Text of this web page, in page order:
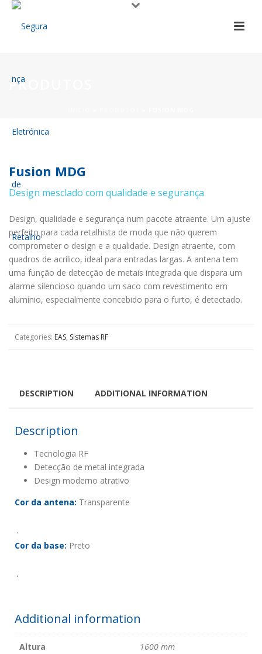
PRODUTOS
Fusion MDG
Design mesclado com qualidade e segurança
Design, qualidade e segurança num pacote atraente. Um ajuste
perfeito para cada retalhista de moda que não querem
comprometer o design e a qualidade. Design atraente, com
quadros de acrílico, ideal para entradas largas. A antena tem
uma função de detecção de metais integrada que dispara um
alarme silencioso quando um saco com revestimento em
alumínio, especialmente concebido para o furto, é detectado.
Categories: EAS, Sistemas RF
DESCRIPTION ADDITIONAL INFORMATION
Description
Tecnologia RF
Detecção de metal integrada
Design moderno atrativo
Cor da antena: Transparente
Cor da base: Preto
Additional information
Altura 1600 mm